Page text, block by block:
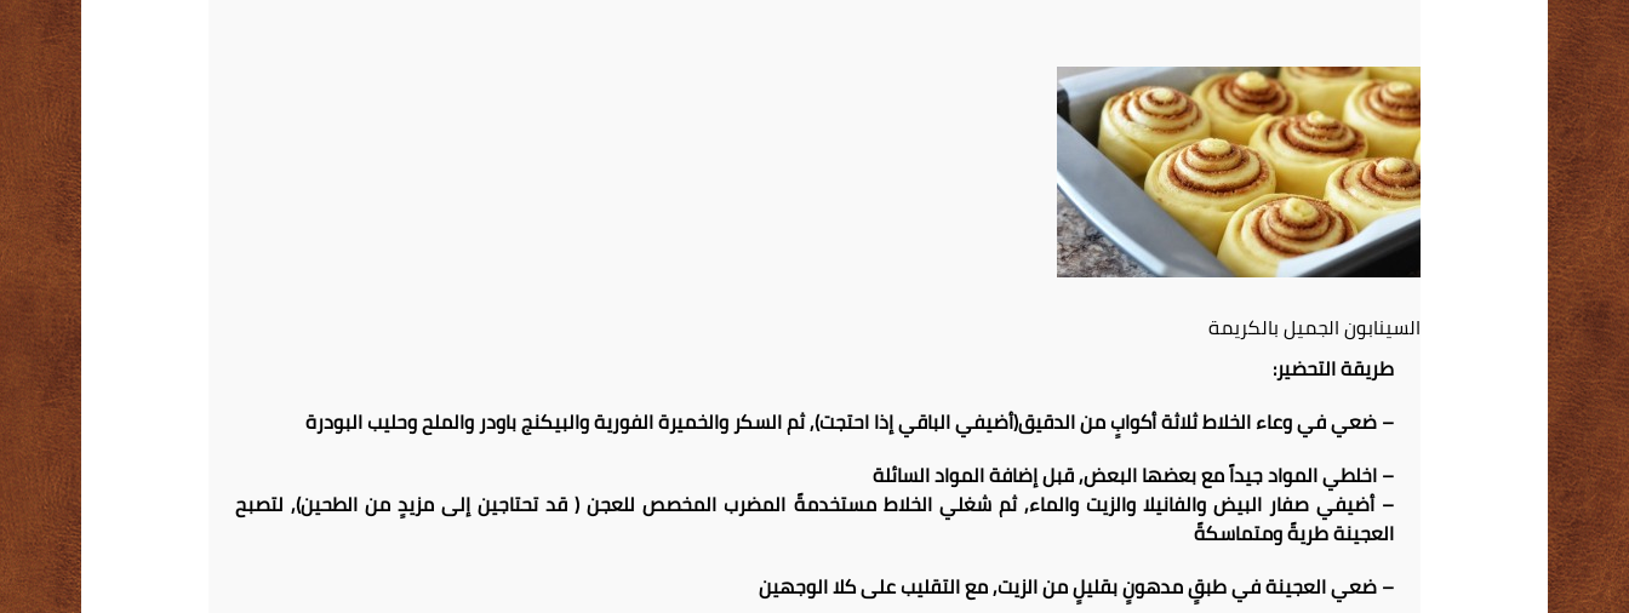
السينابون الجميل بالكريمة
طريقة التحضير:
– ضعي في وعاء الخلاط ثلاثة أكوابٍ من الدقيق(أضيفي الباقي إذا احتجت), ثم السكر والخميرة الفورية والبيكنج باودر والملح وحليب البودرة
– اخلطي المواد جيداً مع بعضها البعض, قبل إضافة المواد السائلة
– أضيفي صفار البيض والفانيلا والزيت والماء, ثم شغلي الخلاط مستخدمةً المضرب المخصص للعجن ( قد تحتاجين إلى مزيدٍ من الطحين), لتصبح
العجينة طريةً ومتماسكةً
– ضعي العجينة في طبقٍ مدهونٍ بقليلٍ من الزيت, مع التقليب على كلا الوجهين